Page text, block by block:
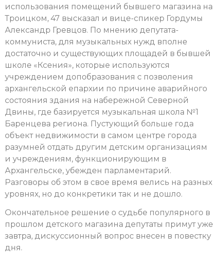
использования помещений бывшего магазина на
Троицком, 47 высказал и вице-спикер Гордумы
Александр Гревцов. По мнению депутата-
коммуниста, для музыкальных нужд вполне
достаточно и существующих площадей в бывшей
школе «Ксения», которые используются
учреждением допобразования с позволения
архангельской епархии по причине аварийного
состояния здания на набережной Северной
Двины, где базируется музыкальная школа №1
Баренцева региона. Пустующий больше года
объект недвижимости в самом центре города
разумней отдать другим детским организациям
и учреждениям, функционирующим в
Архангельске, убежден парламентарий.
Разговоры об этом в свое время велись на разных
уровнях, но до конкретики так и не дошло.
Окончательное решение о судьбе популярного в
прошлом детского магазина депутаты примут уже
завтра, дискуссионный вопрос внесен в повестку
дня.